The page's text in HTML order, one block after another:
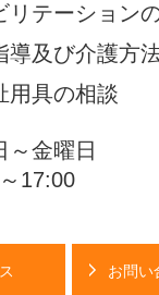
リテーション
導及び介護方
用具の相談
金曜日
17:00
お問い